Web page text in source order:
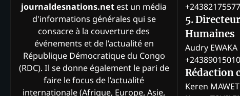
journaldesnations.net est un média
d'informations générales qui se
consacre à la couverture des
événements et de l’actualité en
République Démocratique du Congo
(RDC). Il se donne également le pari de
faire le focus de l’actualité
internationale (Afrique, Europe, Asie,
5.
Humaines
Audry EWAKA
Rédaction
Keren